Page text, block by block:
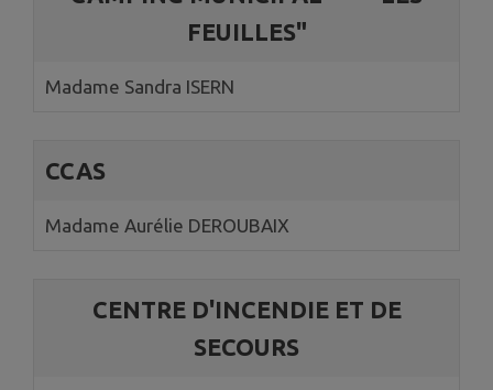
FEUILLES"
Madame Sandra ISERN
CCAS
Madame Aurélie DEROUBAIX
CENTRE D'INCENDIE ET DE
SECOURS